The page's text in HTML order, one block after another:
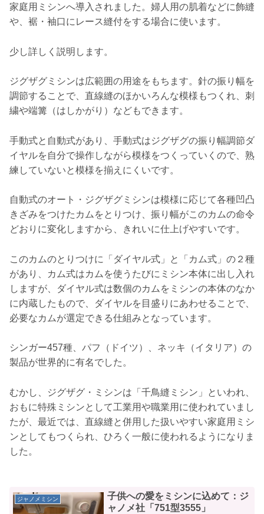
家庭用ミシンへ導入されました。婦人用の肌着などに飾縫
や、裾・袖口にレース縫付をする場合に使います。
少し詳しく説明します。
ジグザグミシンは広範囲の用途をもちます。針の振り幅を
調節することで、直線縫のほかいろんな模様もつくれ、刺
繍や端篝（はしかがり）などもできます。
手動式と自動式があり、手動式はジグザグの振り幅調節ダ
イヤルを自分で操作しながら模様をつくっていくので、熟
練していないと模様を揃えにくいです。
自動式のオート・ジグザグミシンは模様に応じて各種凹凸
きざみをつけたカムをとりつけ、振り幅がこのカムの命令
どおりに変化しますから、きれいに仕上げやすいです。
このカムのとりつけに「ダイヤル式」と「カム式」の２種
があり、カム式はカムを使うたびにミシン本体に出し入れ
しますが、ダイヤル式は数個のカムをミシンの本体のなか
に内蔵したもので、ダイヤルを目盛りにあわせることで、
必要なカムが選定できる仕組みとなっています。
シンガー457種、パフ（ドイツ）、ネッキ（イタリア）の
製品が世界的に有名でした。
むかし、ジグザグ・ミシンは「千鳥縫ミシン」といわれ、
おもに特殊ミシンとして工業用や職業用に使われていまし
たが、最近では、直線縫と併用した扱いやすい家庭用ミシ
ンとしてもつくられ、ひろく一般に使われるようになりま
した。
ジャノメミシン
子供への愛をミシンに込めて：ジ
ャノメ社「751型3555」